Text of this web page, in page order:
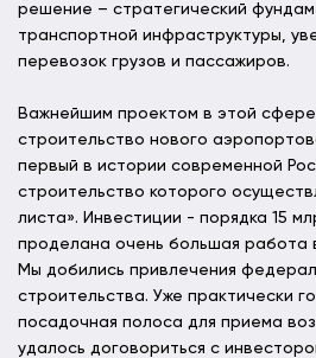
решение – стратегический
транспортной инфраструктуры,
перевозок грузов и пассажиров.
Важнейшим проектом в этой сфере
строительство нового
первый в истории современной
строительство которого
листа». Инвестиции - порядка 15
проделана очень большая работа
Мы добились привлечения
строительства. Уже практически
посадочная полоса для приема
удалось договориться с